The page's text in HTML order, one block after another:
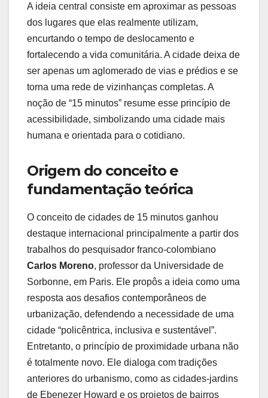
A ideia central consiste em aproximar as pessoas
dos lugares que elas realmente utilizam,
encurtando o tempo de deslocamento e
fortalecendo a vida comunitária. A cidade deixa de
ser apenas um aglomerado de vias e prédios e se
torna uma rede de vizinhanças completas. A
noção de “15 minutos” resume esse princípio de
acessibilidade, simbolizando uma cidade mais
humana e orientada para o cotidiano.
Origem do conceito e
fundamentação teórica
O conceito de cidades de 15 minutos ganhou
destaque internacional principalmente a partir dos
trabalhos do pesquisador franco-colombiano
Carlos Moreno, professor da Universidade de
Sorbonne, em Paris. Ele propôs a ideia como uma
resposta aos desafios contemporâneos de
urbanização, defendendo a necessidade de uma
cidade “policêntrica, inclusiva e sustentável”.
Entretanto, o princípio de proximidade urbana não
é totalmente novo. Ele dialoga com tradições
anteriores do urbanismo, como as cidades-jardins
de Ebenezer Howard e os projetos de bairros